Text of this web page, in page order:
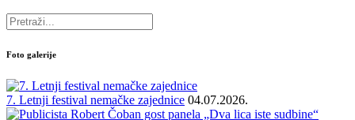
Foto galerije
7. Letnji festival nemačke zajednice 04.07.2026.